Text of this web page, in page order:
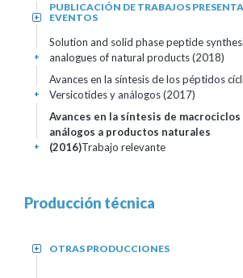
PUBLICACIÓN DE TRABAJOS
EVENTOS
+
Solution and solid phase peptide
analogues of natural products (2018)
+
Avances en la síntesis de los péptidos
Versicotides y análogos (2017)
+
Avances en la síntesis de
análogos a productos naturales
(2016)Trabajo relevante
+
Producción técnica
OTRAS PRODUCCIONES
+